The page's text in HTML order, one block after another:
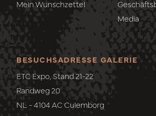
Mein Wunschzettel
Media
BESUCHSADRESSE GALERIE
ETC Expo, Stand 21-22
Randweg 20
NL - 4104 AC Culemborg